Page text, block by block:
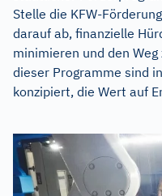
Stelle die KFW-
darauf ab, finanzielle
minimieren und den
dieser Programme sind
konzipiert, die Wert auf